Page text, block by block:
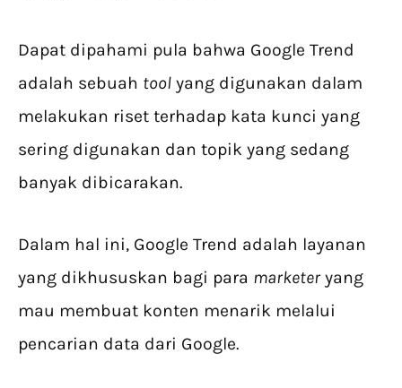
Dapat dipahami pula bahwa Google Trend
adalah sebuah tool yang digunakan dalam
melakukan riset terhadap kata kunci yang
sering digunakan dan topik yang sedang
banyak dibicarakan.
Dalam hal ini, Google Trend adalah layanan
yang dikhususkan bagi para marketer yang
mau membuat konten menarik melalui
pencarian data dari Google.